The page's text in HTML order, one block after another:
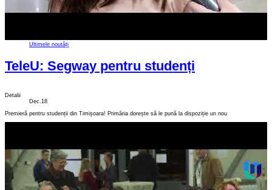
Ultimele noutăți
TeleU: Segway pentru studenți
Detalii
Dec.18
Premieră pentru studenții din Timișoara! Primăria dorește să le pună la dispoziție un nou